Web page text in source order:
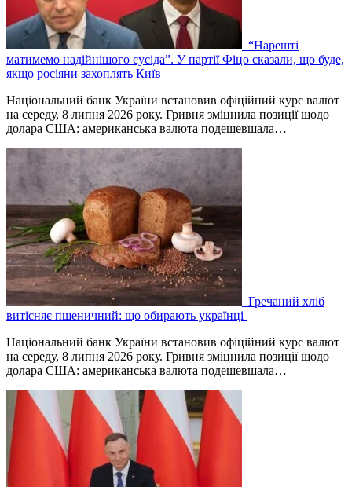
“Нарешті
матимемо надійнішого сусіда”. У партії Фіцо сказали, що буде,
якщо росіяни захоплять Київ
Національний банк України встановив офіційний курс валют
на середу, 8 липня 2026 року. Гривня зміцнила позиції щодо
долара США: американська валюта подешевшала…
Гречаний хліб
витісняє пшеничний: що обирають українці
Національний банк України встановив офіційний курс валют
на середу, 8 липня 2026 року. Гривня зміцнила позиції щодо
долара США: американська валюта подешевшала…